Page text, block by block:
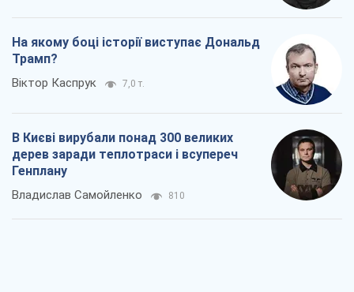
На якому боці історії виступає Дональд
Трамп?
Віктор Каспрук 7,0 т.
В Києві вирубали понад 300 великих
дерев заради теплотраси і всупереч
Генплану
Владислав Самойленко 810